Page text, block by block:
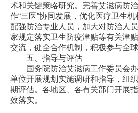
术和关键策略研究。完善艾滋病防
作“三医”协同发展，优化医疗卫生
配强防治专业人员，加大对防治人
家规定落实卫生防疫津贴等有关津
交流，健全合作机制，积极参与全
五、指导与评估
国务院防治艾滋病工作委员会
单位开展规划实施调研和指导，组
期评估。各地区、各有关部门开展
效落实。